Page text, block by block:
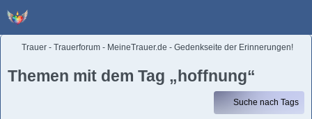
Trauer - Trauerforum - MeineTrauer.de - Gedenkseite der Erinnerungen!
Themen mit dem Tag „hoffnung“
Suche nach Tags